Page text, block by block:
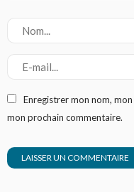
Enregistrer mon nom,
mon prochain commentaire.